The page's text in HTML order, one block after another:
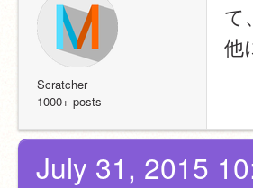
Scratcher
1000+ posts
て、
他
July 31, 2015